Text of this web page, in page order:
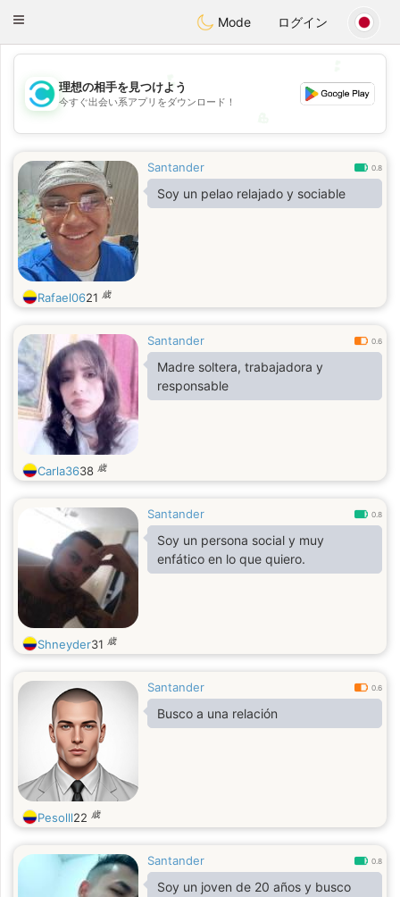
olombiaCitas
Toggle
Mode ログイン
💖
💕
💕
理想の相手を見つけよう
今すぐ出会い系アプリをダウンロード！
Santander 0.8
Soy un pelao relajado y sociable
Rafael0621 歳
Santander 0.6
Madre soltera, trabajadora y
responsable
Carla3638 歳
Santander 0.8
Soy un persona social y muy
enfático en lo que quiero.
Shneyder31 歳
Santander 0.6
Busco a una relación
Pesolll22 歳
Santander 0.8
Soy un joven de 20 años y busco